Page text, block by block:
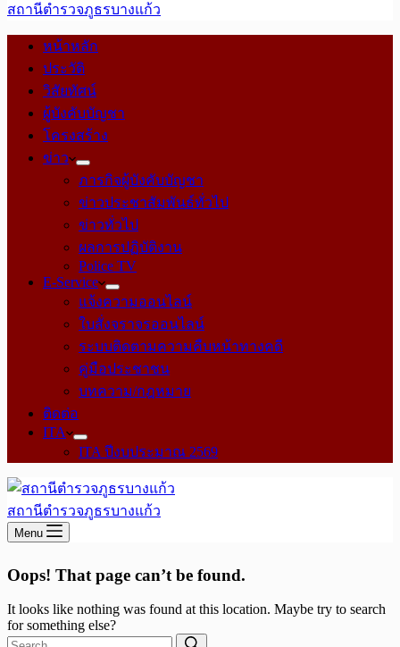
สถานีตำรวจภูธรบางแก้ว
หน้าหลัก
ประวัติ
วิสัยทัศน์
ผู้บังคับบัญชา
โครงสร้าง
ข่าว
ภารกิจผู้บังคับบัญชา
ข่าวประชาสัมพันธ์ทั่วไป
ข่าวทั่วไป
ผลการปฏิบัติงาน
Police TV
E-Service
แจ้งความออนไลน์
ใบสั่งจราจรออนไลน์
ระบบติดตามความคืบหน้าทางคดี
คู่มือประชาชน
บทความ/กฎหมาย
ติดต่อ
ITA
ITA ปีงบประมาณ 2569
สถานีตำรวจภูธรบางแก้ว
Menu
Oops! That page can’t be found.
It looks like nothing was found at this location. Maybe try to search
for something else?